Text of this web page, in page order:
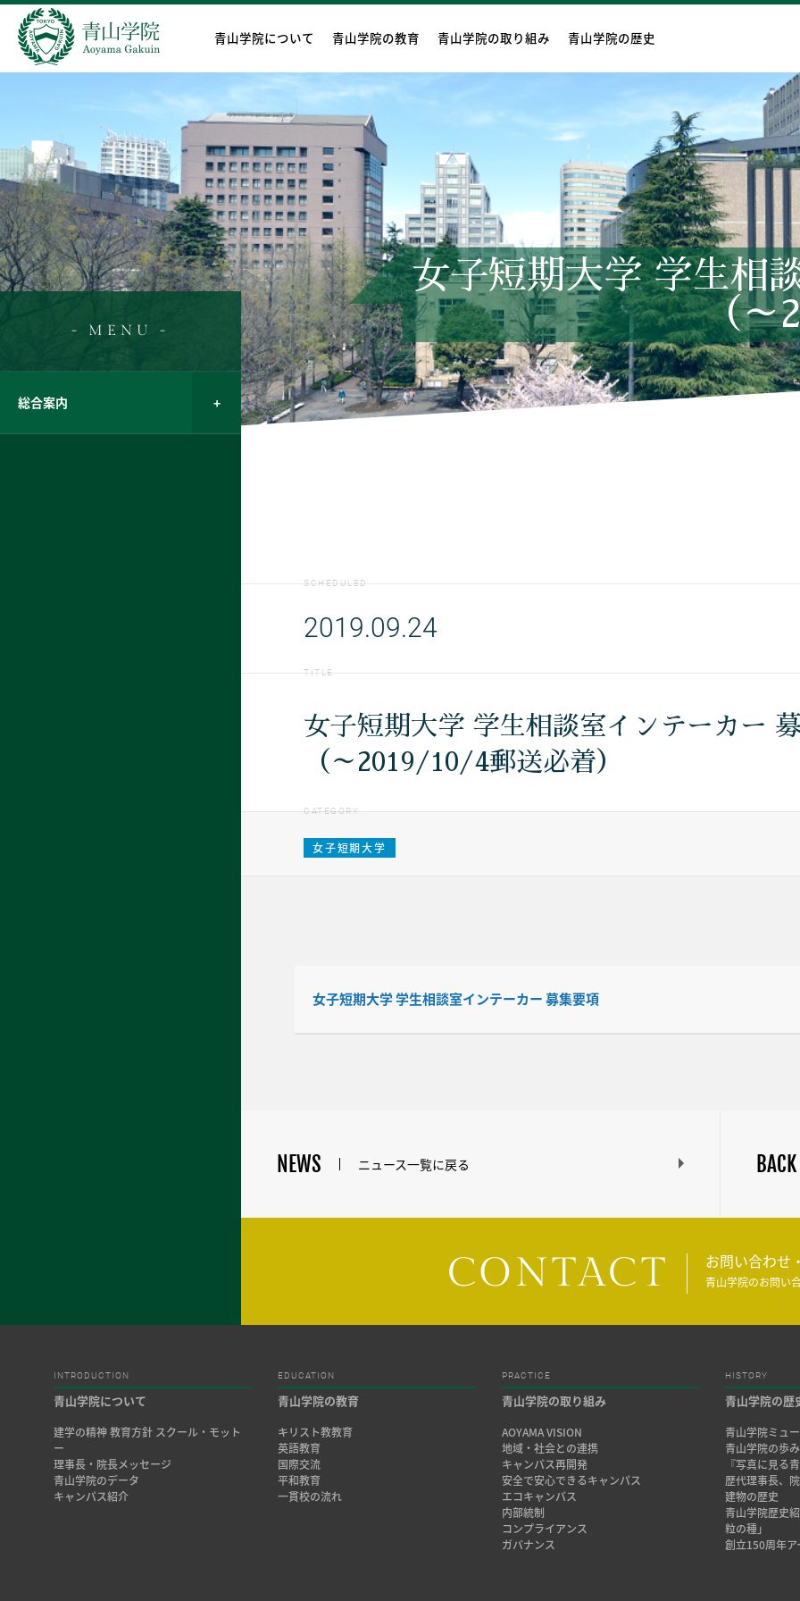
青山学院について 青山学院の教育 青山学院の取り組み 青山学院の歴史
女子短期大学 学生相
（～
- MENU -
総合案内
SCHEDULED
2019.09.24
TITLE
女子短期大学 学生相談室インテーカー
（～2019/10/4郵送必着）
CATEGORY
女子短期大学
女子短期大学 学生相談室インテーカー 募集要項
NEWS ニュース一覧に戻る BACK
CONTACT お問い合わせ
青山学院のお問い
INTRODUCTION
青山学院について
建学の精神 教育方針 スクール・モット
ー
理事長・院長メッセージ
青山学院のデータ
キャンパス紹介
EDUCATION
青山学院の教育
キリスト教教育
英語教育
国際交流
平和教育
一貫校の流れ
PRACTICE
青山学院の取り組み
AOYAMA VISION
地域・社会との連携
キャンパス再開発
安全で安心できるキャンパス
エコキャンパス
内部統制
コンプライアンス
ガバナンス
HISTORY
青山学院の歴
青山学院ミュ
青山学院の歩み
『写真に見る
歴代理事長、
建物の歴史
青山学院歴史
粒の種」
創立150周年ア